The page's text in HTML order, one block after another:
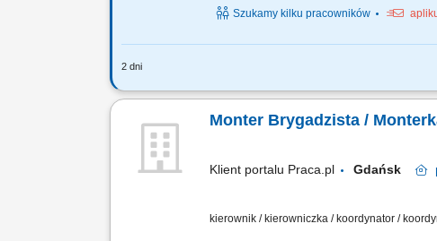
Szukamy kilku pracowników
2 dni
Zakres obowiązków wykonywanie prac
Monter Brygadzista /
Klient portalu Praca.pl Gdańsk
kierownik / kierowniczka / koordynator /